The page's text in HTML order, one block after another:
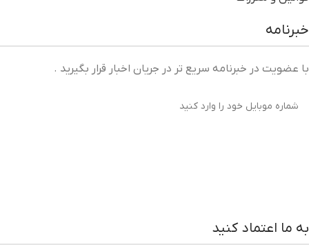
خبرنامه
با عضویت در خبرنامه سریع تر در جریان اخبار قرار بگیرید .
به ما اعتماد کنید